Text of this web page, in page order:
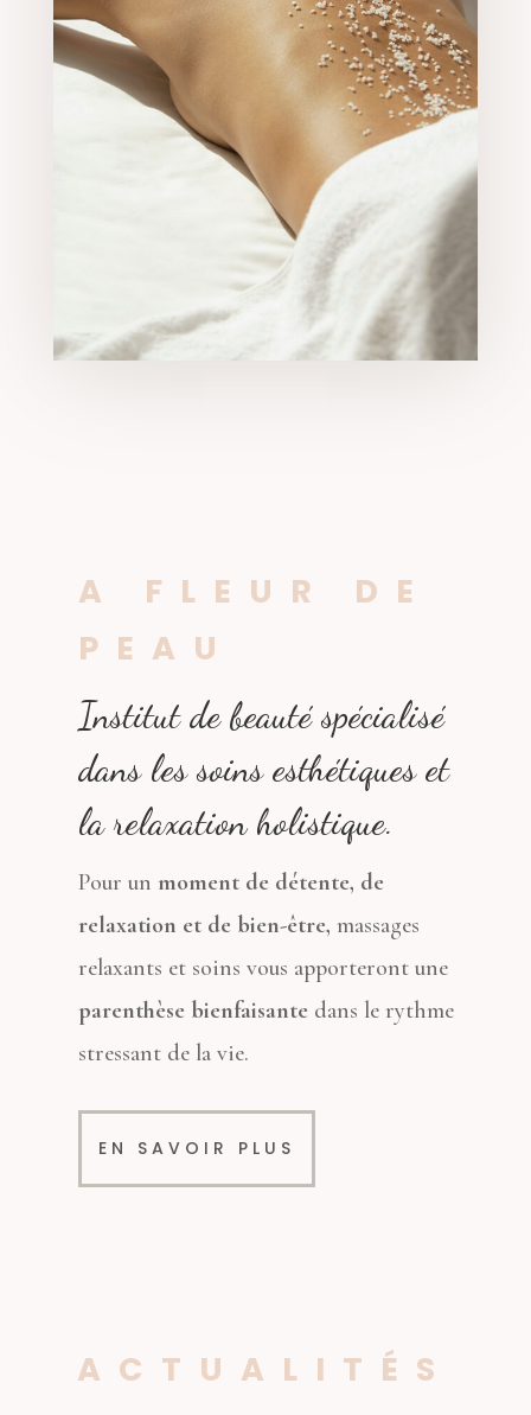
A FLEUR DE
PEAU
Institut de beauté spécialisé
dans les soins esthétiques et
la relaxation holistique.
Pour unmoment de détente, de
relaxation et de bien-être,massages
relaxants et soins vous apporteront une
parenthèse bienfaisante dans le rythme
stressant de la vie.
EN SAVOIR PLUS
ACTUALITÉS